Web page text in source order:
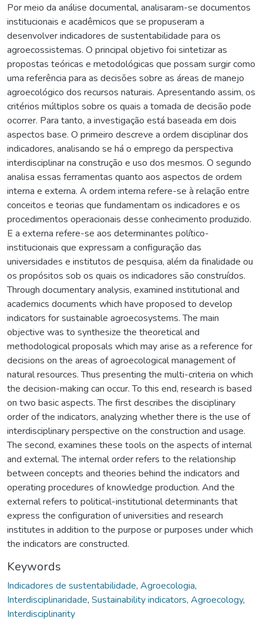
Por meio da análise documental, analisaram-se documentos
institucionais e acadêmicos que se propuseram a
desenvolver indicadores de sustentabilidade para os
agroecossistemas. O principal objetivo foi sintetizar as
propostas teóricas e metodológicas que possam surgir como
uma referência para as decisões sobre as áreas de manejo
agroecológico dos recursos naturais. Apresentando assim, os
critérios múltiplos sobre os quais a tomada de decisão pode
ocorrer. Para tanto, a investigação está baseada em dois
aspectos base. O primeiro descreve a ordem disciplinar dos
indicadores, analisando se há o emprego da perspectiva
interdisciplinar na construção e uso dos mesmos. O segundo
analisa essas ferramentas quanto aos aspectos de ordem
interna e externa. A ordem interna refere-se à relação entre
conceitos e teorias que fundamentam os indicadores e os
procedimentos operacionais desse conhecimento produzido.
E a externa refere-se aos determinantes político-
institucionais que expressam a configuração das
universidades e institutos de pesquisa, além da finalidade ou
os propósitos sob os quais os indicadores são construídos.
Through documentary analysis, examined institutional and
academics documents which have proposed to develop
indicators for sustainable agroecosystems. The main
objective was to synthesize the theoretical and
methodological proposals which may arise as a reference for
decisions on the areas of agroecological management of
natural resources. Thus presenting the multi-criteria on which
the decision-making can occur. To this end, research is based
on two basic aspects. The first describes the disciplinary
order of the indicators, analyzing whether there is the use of
interdisciplinary perspective on the construction and usage.
The second, examines these tools on the aspects of internal
and external. The internal order refers to the relationship
between concepts and theories behind the indicators and
operating procedures of knowledge production. And the
external refers to political-institutional determinants that
express the configuration of universities and research
institutes in addition to the purpose or purposes under which
the indicators are constructed.
Keywords
Indicadores de sustentabilidade, Agroecologia,
Interdisciplinaridade, Sustainability indicators, Agroecology,
Interdisciplinarity